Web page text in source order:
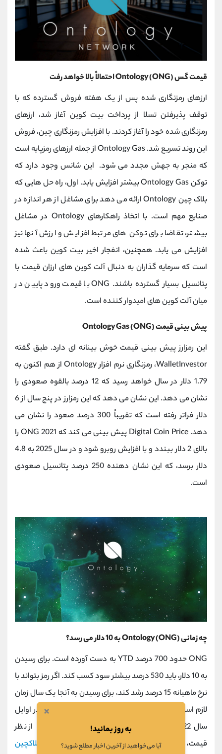
قیمت گس Ontology (ONG) احتمالاً بالا خواهد رفت
ارزهای رمزنگاری شده پس از یک هفته فروش گسترده که با
توقف پذیرفتن تسلا از پرداخت بیت کوین آغاز شد، ارزهای
رمزنگاری شده خود را آغاز کردند. با افزایش رمزنگاری چین، فروش
این روند تسریع شد. Ontology Gas از جمله ارزهای رمزپایه است
که منجر به جهش مجدد می شود. این شانس وجود دارد که
توکن Ontology Gas بیشتر افزایش یابد. اول، راه حل هایی که
بلاک چین Ontology ارائه می دهد برای مشاغل از هر اندازه در
صنایع مهم است. با اتخاذ راهکارهای Ontology در مشاغل
بیشتر، تقاضا برای توکن های مرتبط افزایش و ارزش آنها نیز
افزایش می یابد. همچنین، انفجار اخیر بیت کوین باعث شده
است که سرمایه گذاران به دنبال آلت کوین های ارزان قیمت با
پتانسیل بسیار گسترده باشند. ONG با قیمت ورود پایین در
میان آلت کوین های امیدوار کننده است.
پیش بینی قیمت Ontology Gas (ONG)
این رمزارز پیش بینی قیمت خوش بینانه ای دارد. طبق گفته
WalletInvestor، رمزنگاری نرم افزار Ontology از هم اکنون به
1.79 دلار در سال خواهد رسید که 12 درصد بالقوه صعودی را
نشان می دهد. این نشان می دهد که این رمزارز در پنج سال از 6
دلار فراتر رفته است که تقریباً 300 درصد صعود را نشان می
دهد. Digital Coin Price پیش بینی می کند که ONG 2021 را
بالای 2 دلار ببندد و با افزایش روبرو شود و در سال 2025 به 4.8
دلار برسد، که این نشان دهنده 250 درصد پتانسیل صعودی
است.
چه زمانی Ontology (ONG) به 10 دلار می رسد؟
ONG حدود 700 درصد YTD به دست آورده است. برای رسیدن
به 10 دلار، باید 530 درصد بیشتر سود کسب کند. اگر رمز بتواند با
نرخ ماهیانه 15 درصد رشد کند، برای رسیدن به آنجا یک سال زمان
لازم است. این بدان معناست که قیمت ONG می تواند در اوایل
سال 2022 به 10 دلار برسد. (ONG) در مقابل اتریوم: از نظر
قیمت، عملکرد و عرضه توکن در مقایسه است.
بلاکچین
×
به روز بمانید!
آیا می‌خواهید از آخرین اخبار مطلع شوید؟